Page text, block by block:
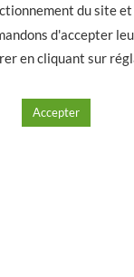
du site
d'accepter
en cliquant sur
Accepter